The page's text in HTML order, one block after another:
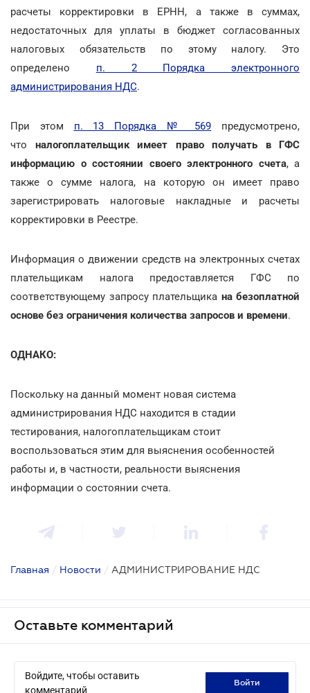
расчеты корректировки в ЕРНН, а также в суммах,
недостаточных для уплаты в бюджет согласованных
налоговых обязательств по этому налогу. Это
определено п. 2 Порядка электронного
администрирования НДС.
При этом п. 13 Порядка № 569 предусмотрено,
что налогоплательщик имеет право получать в ГФС
информацию о состоянии своего электронного счета, а
также о сумме налога, на которую он имеет право
зарегистрировать налоговые накладные и расчеты
корректировки в Реестре.
Информация о движении средств на электронных счетах
плательщикам налога предоставляется ГФС по
соответствующему запросу плательщика на безоплатной
основе без ограничения количества запросов и времени.
ОДНАКО:
Поскольку на данный момент новая система
администрирования НДС находится в стадии
тестирования, налогоплательщикам стоит
воспользоваться этим для выяснения особенностей
работы и, в частности, реальности выяснения
информации о состоянии счета.
Главная / Новости / АДМИНИСТРИРОВАНИЕ НДС
Оставьте комментарий
Войдите, чтобы оставить
комментарий
войти